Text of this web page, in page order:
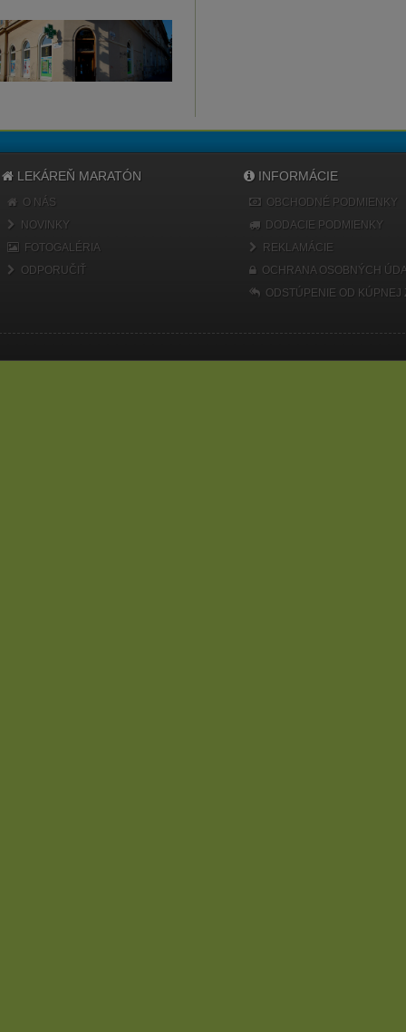
LEKÁREŇ MARATÓN
O NÁS
NOVINKY
FOTOGALÉRIA
ODPORUČIŤ
INFORMÁCIE
OBCHODNÉ PODMIENKY
DODACIE PODMIENKY
REKLAMÁCIE
OCHRANA OSOBNÝCH
ODSTÚPENIE OD KÚPNEJ